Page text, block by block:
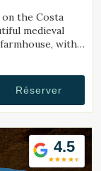
the Costa
medieval
with
Réserver
4.5